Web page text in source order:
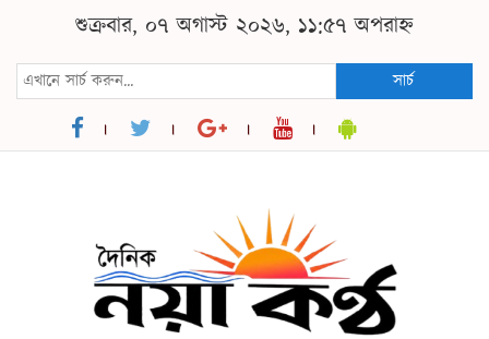
শুক্রবার, ০৭ অগাস্ট ২০২৬, ১১:৫৭ অপরাহ্ন
সার্চ